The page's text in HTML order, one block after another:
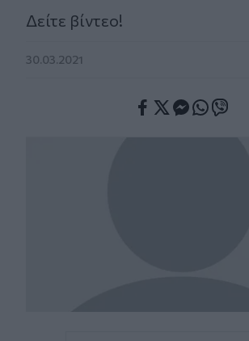
Δείτε βίντεο!
30.03.2021